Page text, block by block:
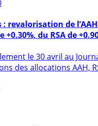
revalorisation de l’AAH
le 30 avril au
des allocations AAH,